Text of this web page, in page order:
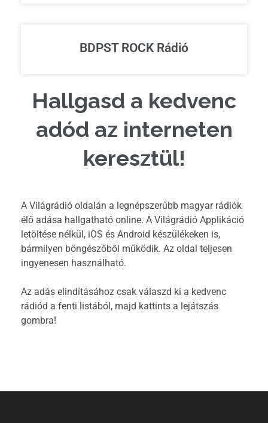
BDPST ROCK Rádió
Hallgasd a kedvenc
adód az interneten
keresztül!
A Világrádió oldalán a legnépszerűbb magyar rádiók
élő adása hallgatható online. A Világrádió Applikáció
letöltése nélkül, iOS és Android készülékeken is,
bármilyen böngészőből működik. Az oldal teljesen
ingyenesen használható.
Az adás elindításához csak válaszd ki a kedvenc
rádiód a fenti listából, majd kattints a lejátszás
gombra!